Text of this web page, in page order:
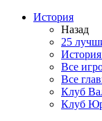
История
Назад
25
Все
Все
Клуб
Клуб